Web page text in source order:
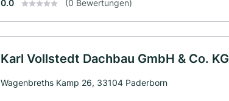
0.0 (0 Bewertungen)
Karl Vollstedt Dachbau GmbH & Co. KG
Wagenbreths Kamp 26, 33104 Paderborn